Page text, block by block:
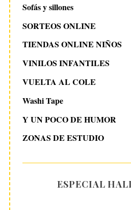
Sofás y sillones
SORTEOS ONLINE
TIENDAS ONLINE NIÑOS
VINILOS INFANTILES
VUELTA AL COLE
Washi Tape
Y UN POCO DE HUMOR
ZONAS DE ESTUDIO
ESPECIAL